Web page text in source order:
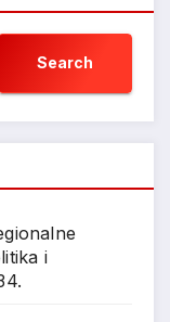
Search
i